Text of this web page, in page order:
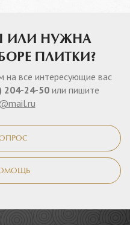
ИЛИ НУЖНА
ПЛИТКИ?
все интересующие вас
204-24-50 или пишите